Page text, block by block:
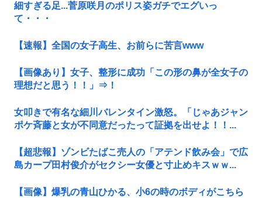
細すぎる足...菅原咲月のポリス姿ガチでエグいっ
て・・・
【速報】全国の女子高生、お前らに苦言www
【画像あり】女子、整形に成功「この形の鼻が全女子の
理想だと思う！！」⇒！
女叩きで有名な細川バレンタイン激怒。「じゃあジャン
ポケ斉藤と女が不同意だったって証拠を出せよ！！...
【超悲報】ゾンビたばこ売人の「アテンド飲み会」で広
島カープ田村俊介がセクシー女優と寸止めキスｗｗ...
【画像】爆乳の青山ひかる、小6の時のボディがこちら